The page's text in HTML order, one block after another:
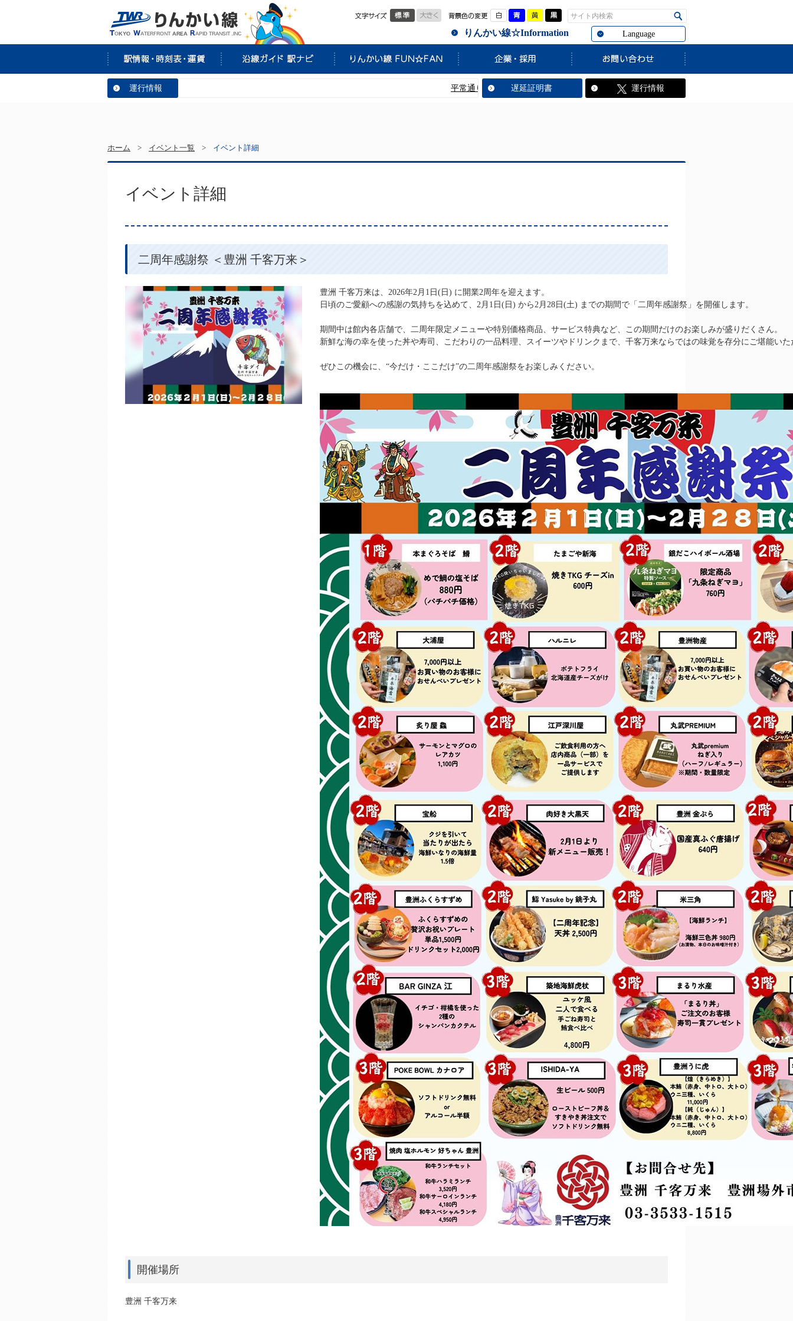
標準 大きく 白 青 黄 サイト内検索
Language
りんかい線☆Information
運行情報 平常通り運転しています。 遅延証明書 運行情報
ホーム > イベント一覧 > イベント詳細
イベント詳細
二周年感謝祭 ＜豊洲 千客万来＞
豊洲 千客万来は、2026年2月1日(日) に開業2周年を迎えます。
日頃のご愛顧への感謝の気持ちを込めて、2月1日(日) から2月28日(土) までの期間で「二周年感謝祭」を開催します。
期間中は館内各店舗で、二周年限定メニューや特別価格商品、サービス特典など、この期間だけのお楽しみが盛りだくさん。
新鮮な海の幸を使った丼や寿司、こだわりの一品料理、スイーツやドリンクまで、千客万来ならではの味覚を存分にご堪能いた
ぜひこの機会に、“今だけ・ここだけ”の二周年感謝祭をお楽しみください。
開催場所
豊洲 千客万来